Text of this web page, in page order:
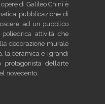
di Galileo Chini è
pubblicazione di
ad un pubblico
attività che
decorazione murale
la ceramica e i grandi
dell’arte
novecento.